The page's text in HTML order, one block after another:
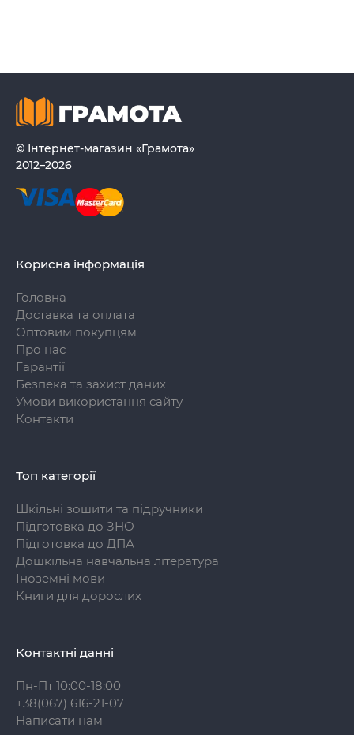
© Інтернет-магазин «Грамота»
2012–2026
Корисна інформація
Головна
Доставка та оплата
Оптовим покупцям
Про нас
Гарантії
Безпека та захист даних
Умови використання сайту
Контакти
Топ категорії
Шкільні зошити та підручники
Підготовка до ЗНО
Підготовка до ДПА
Дошкільна навчальна література
Іноземні мови
Книги для дорослих
Контактні данні
Пн-Пт 10:00-18:00
+38(067) 616-21-07
Написати нам